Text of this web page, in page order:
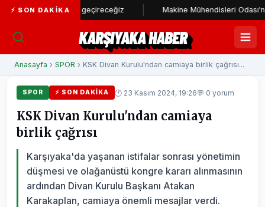
⚡ SON DAKIKA
hayata geçireceğiz Makine Mühendisleri Odası'ndan Başkan
KARŞIYAKA HABER
Anasayfa › SPOR › KSK Divan Kurulu'ndan camiaya birlik çağrısı...
SPOR ⚡ SON DAKIKA 🕐 23 Kasım 2024, 19:26💬 0 yorum
KSK Divan Kurulu'ndan camiaya
birlik çağrısı
Karşıyaka'da yaşanan istifalar sonrası yönetimin
düşmesi ve olağanüstü kongre kararı alınmasının
ardından Divan Kurulu Başkanı Atakan
Karakaplan, camiaya önemli mesajlar verdi.